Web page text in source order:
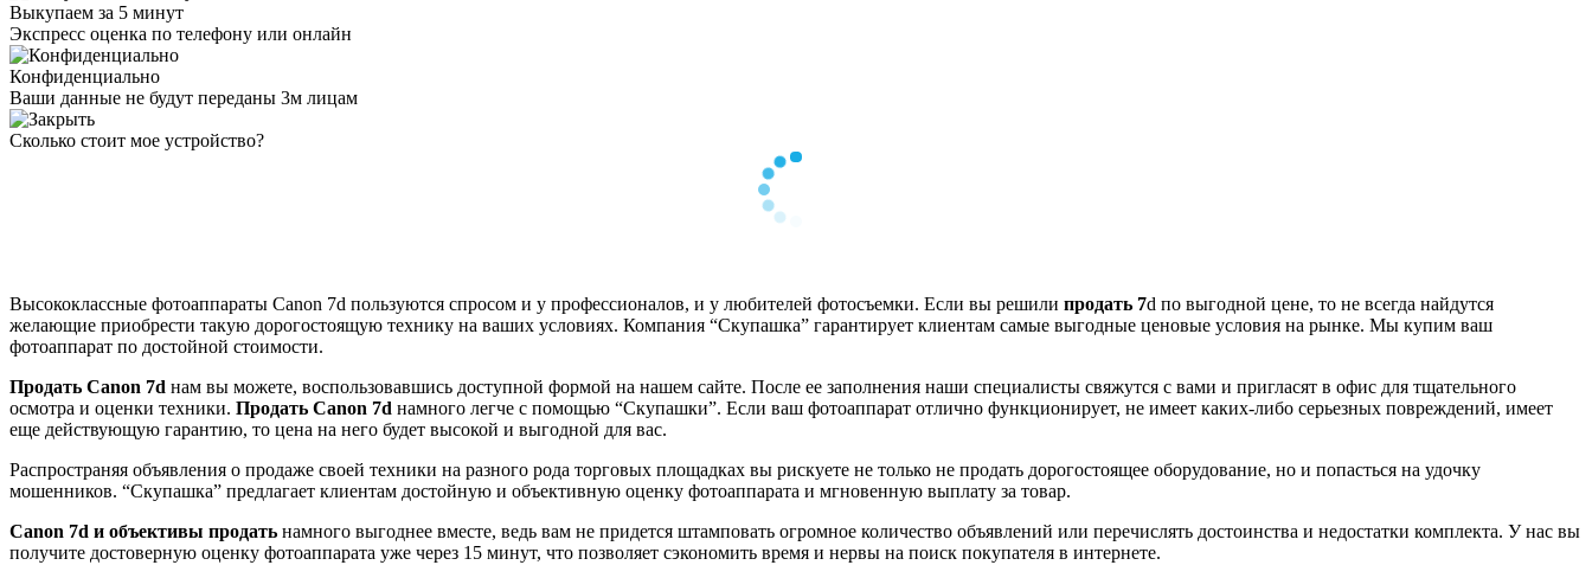
Выкупаем за 5 минут
Экспресс оценка по телефону или онлайн
Конфиденциально
Ваши данные не будут переданы 3м лицам
Сколько стоит мое устройство?
Высококлассные фотоаппараты Canon 7d пользуются спросом и у профессионалов, и у любителей фотосъемки. Если вы решили продать 7d по выгодной цене, то не всегда найдутся
желающие приобрести такую дорогостоящую технику на ваших условиях. Компания “Скупашка” гарантирует клиентам самые выгодные ценовые условия на рынке. Мы купим ваш
фотоаппарат по достойной стоимости.
Продать Canon 7d нам вы можете, воспользовавшись доступной формой на нашем сайте. После ее заполнения наши специалисты свяжутся с вами и пригласят в офис для тщательного
осмотра и оценки техники. Продать Canon 7d намного легче с помощью “Скупашки”. Если ваш фотоаппарат отлично функционирует, не имеет каких-либо серьезных повреждений, имеет
еще действующую гарантию, то цена на него будет высокой и выгодной для вас.
Распространяя объявления о продаже своей техники на разного рода торговых площадках вы рискуете не только не продать дорогостоящее оборудование, но и попасться на удочку
мошенников. “Скупашка” предлагает клиентам достойную и объективную оценку фотоаппарата и мгновенную выплату за товар.
Сanon 7d и объективы продать намного выгоднее вместе, ведь вам не придется штамповать огромное количество объявлений или перечислять достоинства и недостатки комплекта. У нас вы
получите достоверную оценку фотоаппарата уже через 15 минут, что позволяет сэкономить время и нервы на поиск покупателя в интернете.